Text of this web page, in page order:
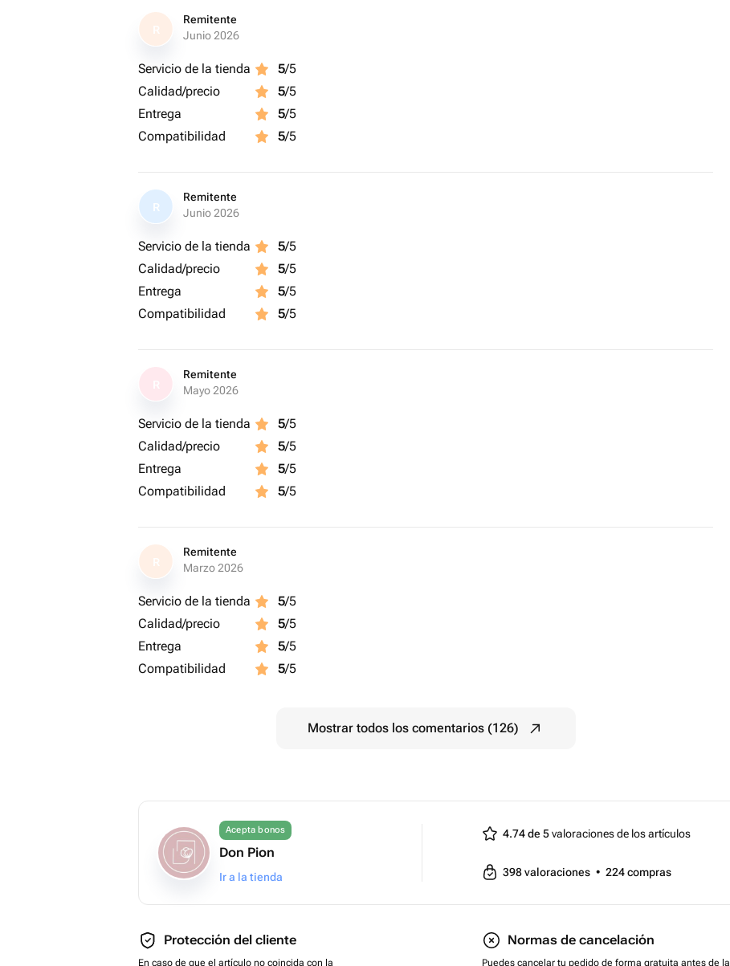
R
Remitente
Junio 2026
Servicio de la tienda 5/5
Calidad/precio
5/5
Entrega
5/5
Compatibilidad
5/5
R
Remitente
Junio 2026
Servicio de la tienda 5/5
Calidad/precio
5/5
Entrega
5/5
Compatibilidad
5/5
Remitente
Mayo 2026
Servicio de la tienda 5/5
Calidad/precio
5/5
Entrega
5/5
Compatibilidad
5/5
R
Remitente
Marzo 2026
Servicio de la tienda 5/5
Calidad/precio
5/5
Entrega
5/5
Compatibilidad
5/5
Mostrar todos los comentarios (126)
Acepta bonos
Don Pion
Ir a la tienda
4.74 de 5valoraciones de los artículos
398valoraciones • 224compras
Protección del cliente
En caso de que el artículo no coincida con la
Normas de cancelación
Puedes cancelar tu pedido de forma gratuita antes de la